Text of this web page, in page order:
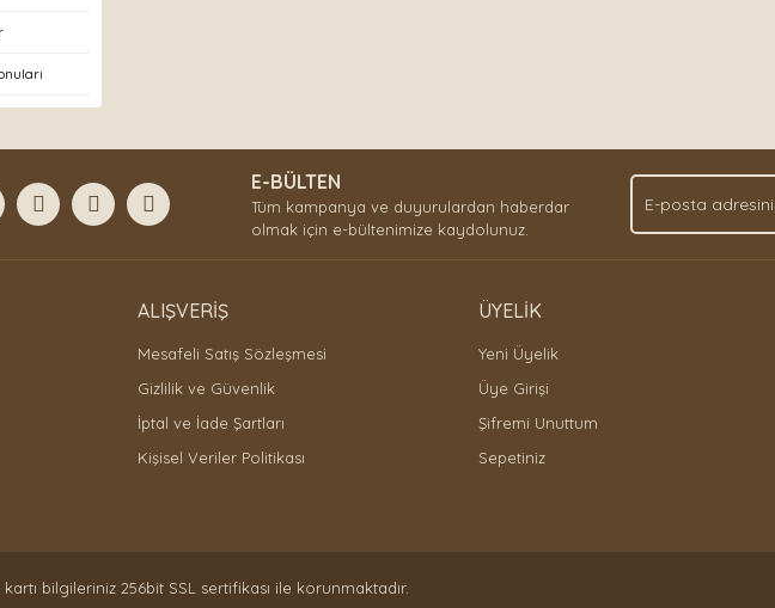
E-BÜLTEN
Tüm kampanya ve duyurulardan haberdar
olmak için e-bültenimize kaydolunuz.
ALIŞVERİŞ
Mesafeli Satış Sözleşmesi
Gizlilik ve Güvenlik
İptal ve İade Şartları
Kişisel Veriler Politikası
ÜYELİK
Yeni Üyelik
Üye Girişi
Şifremi Unuttum
Sepetiniz
kartı bilgileriniz 256bit SSL sertifikası ile korunmaktadır.